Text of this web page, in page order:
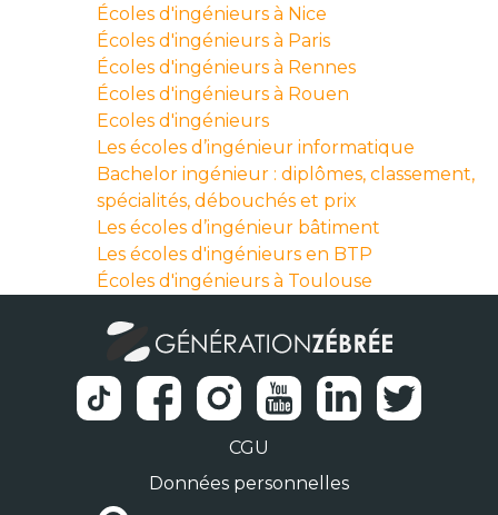
Écoles d'ingénieurs à Nice
Écoles d'ingénieurs à Paris
Écoles d'ingénieurs à Rennes
Écoles d'ingénieurs à Rouen
Ecoles d'ingénieurs
Les écoles d’ingénieur informatique
Bachelor ingénieur : diplômes, classement,
spécialités, débouchés et prix
Les écoles d’ingénieur bâtiment
Les écoles d'ingénieurs en BTP
Écoles d'ingénieurs à Toulouse
CGU
Données personnelles